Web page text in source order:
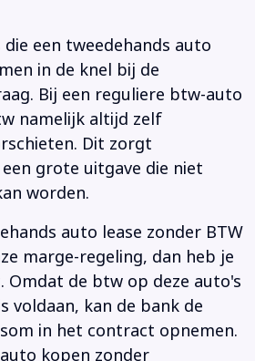
een tweedehands auto
in de knel bij de
Bij een reguliere btw-auto
namelijk altijd zelf
Dit zorgt
grote uitgave die niet
worden.
auto lease zonder BTW
marge-regeling, dan heb je
de btw op deze auto's
voldaan, kan de bank de
in het contract opnemen.
kopen zonder